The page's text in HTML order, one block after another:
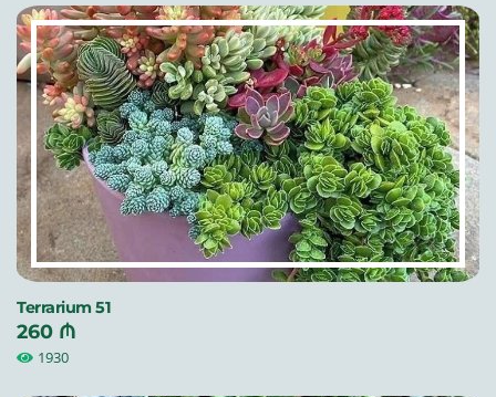
Terrarium 51
260 ₼
1930